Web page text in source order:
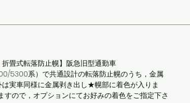
畳式転落防止幌】阪急旧型通勤車
5300系）で共通設計の転落防止幌のうち，金属
実車同様に金属剥き出し★幌部に着色が入りま
ので，オプションにてお好みの着色をご指定下さ